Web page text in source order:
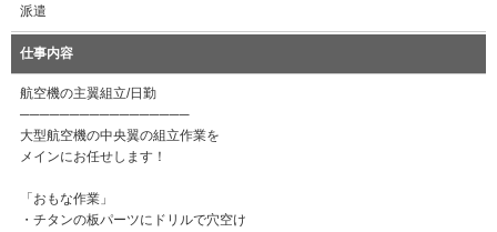
派遣
仕事内容
航空機の主翼組立/日勤
─────────────────
大型航空機の中央翼の組立作業を
メインにお任せします！
「おもな作業」
・チタンの板パーツにドリルで穴空け